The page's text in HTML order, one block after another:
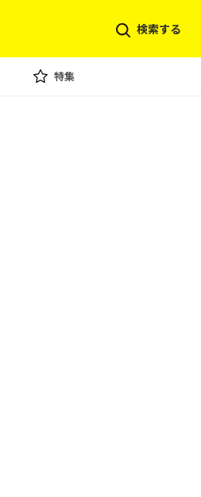
検索する
特集